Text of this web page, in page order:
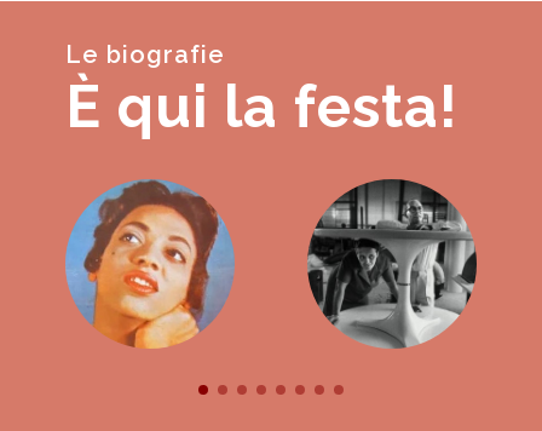
Le biografie
È qui la festa!